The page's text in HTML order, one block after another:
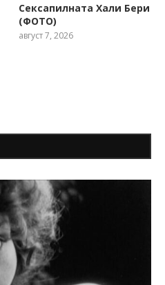
Сексапилната Хали Бери
(ФОТО)
август 7, 2026